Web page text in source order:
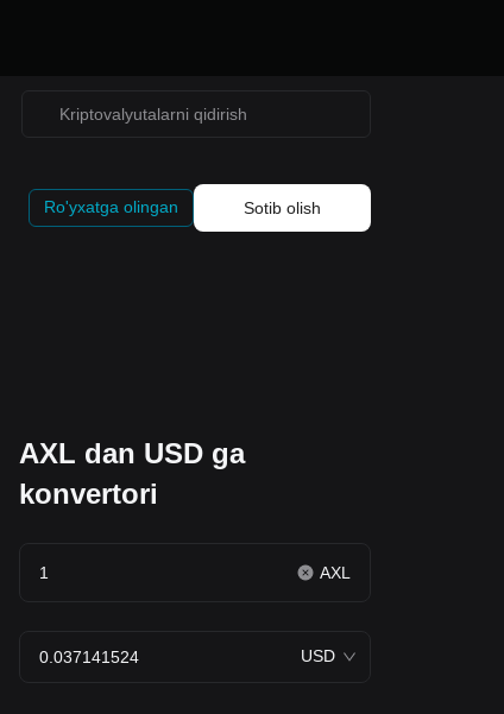
Ro'yxatga olingan Sotib olish
AXL dan USD ga
konvertori
AXL
USD